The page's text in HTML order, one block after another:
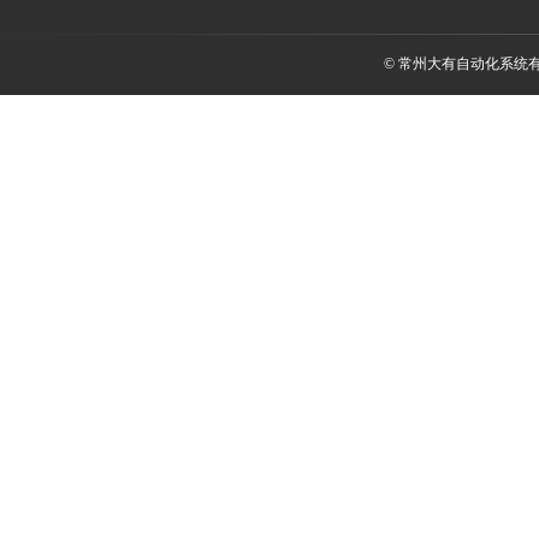
© 常州大有自动化系统